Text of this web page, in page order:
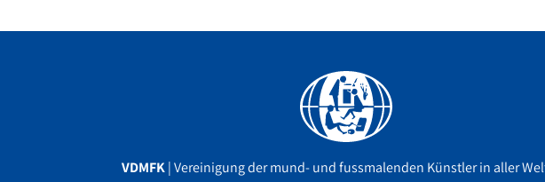
VDMFK| Vereinigung der mund- und fussmalenden Künstler in aller
Facebook
YouTube
Instagram